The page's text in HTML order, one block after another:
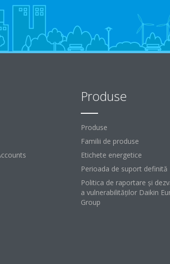
Produse
Produse
Familii de produse
Etichete energetice
Perioada de suport definită
Politica de raportare și
a vulnerabilităților Daikin
Group